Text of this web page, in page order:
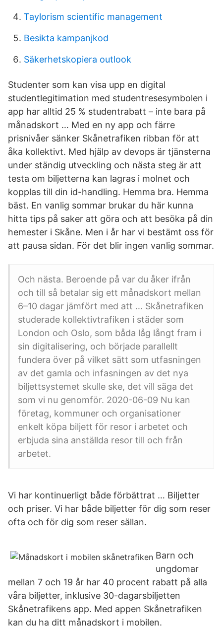
Taylorism scientific management
Besikta kampanjkod
Säkerhetskopiera outlook
Studenter som kan visa upp en digital
studentlegitimation med studentresesymbolen i
app har alltid 25 % studentrabatt – inte bara på
månadskort … Med en ny app och färre
prisnivåer sänker Skånetrafiken ribban för att
åka kollektivt. Med hjälp av devops är tjänsterna
under ständig utveckling och nästa steg är att
testa om biljetterna kan lagras i molnet och
kopplas till din id-handling. Hemma bra. Hemma
bäst. En vanlig sommar brukar du här kunna
hitta tips på saker att göra och att besöka på din
hemester i Skåne. Men i år har vi bestämt oss för
att pausa sidan. För det blir ingen vanlig sommar.
Och nästa. Beroende på var du åker ifrån
och till så betalar sig ett månadskort mellan
6–10 dagar jämfört med att … Skånetrafiken
studerade kollektivtrafiken i städer som
London och Oslo, som båda låg långt fram i
sin digitalisering, och började parallellt
fundera över på vilket sätt som utfasningen
av det gamla och infasningen av det nya
biljettsystemet skulle ske, det vill säga det
som vi nu genomför. 2020-06-09 Nu kan
företag, kommuner och organisationer
enkelt köpa biljett för resor i arbetet och
erbjuda sina anställda resor till och från
arbetet.
Vi har kontinuerligt både förbättrat … Biljetter
och priser. Vi har både biljetter för dig som reser
ofta och för dig som reser sällan.
Barn och
ungdomar
mellan 7 och 19 år har 40 procent rabatt på alla
våra biljetter, inklusive 30-dagarsbiljetten
Skånetrafikens app. Med appen Skånetrafiken
kan du ha ditt månadskort i mobilen.